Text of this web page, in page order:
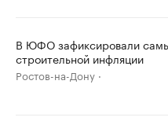
В ЮФО зафиксировали
строительной инфляции
Ростов-на-Дону